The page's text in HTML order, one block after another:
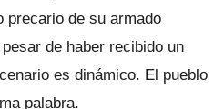
precario de su armado
de haber recibido un
es dinámico. El pueblo
palabra.